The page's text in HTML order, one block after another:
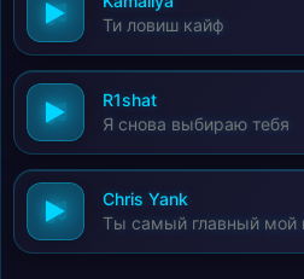
Я выбираю - жить в кайф!
Я выбираю - жить в кайф!
Боже, как хотел я увидеть
И, как посчитал бы нужным
И вот однажды, как обычно, я
Вдруг увидел Солнце, и
Я выбираю - жить в кайф!
Я выбираю - жить в кайф!
Ти ловиш кайф
R1shat
Я снова выбираю тебя
Chris Yank
Ты самый главный мой